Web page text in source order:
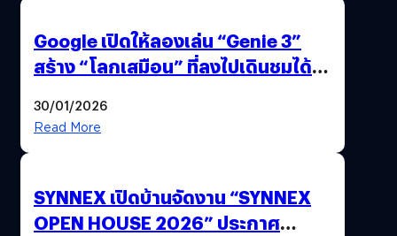
Google เปิดให้ลองเล่น “Genie 3”
สร้าง “โลกเสมือน” ที่ลงไปเดินชมได้
30/01/2026
Read More
SYNNEX เปิดบ้านจัดงาน “SYNNEX
OPEN HOUSE 2026” ประกาศ